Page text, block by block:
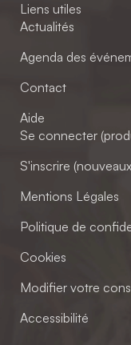
Liens utiles
Actualités
Agenda des
Contact
Aide
Se connecter
S'inscrire
Mentions Légales
Politique de
Cookies
Modifier votre
Accessibilité